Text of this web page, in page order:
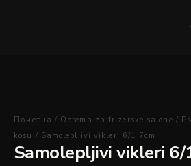
Почетна / Oprema za frizerske salone /
kosu / Samolepljivi vikleri 6/1 7cm
Samolepljivi vikleri 6/